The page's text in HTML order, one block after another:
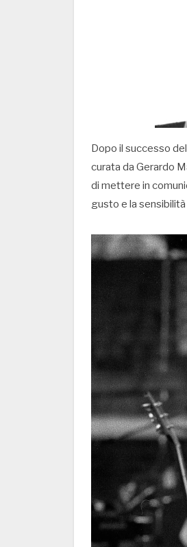
Dopo il successo
curata da Gerardo
di mettere in
gusto e la